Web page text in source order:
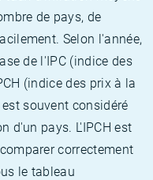
de pays, de
Selon l'année,
de l'IPC (indice des
(indice des prix à la
souvent considéré
d'un pays. L'IPCH est
correctement
le tableau